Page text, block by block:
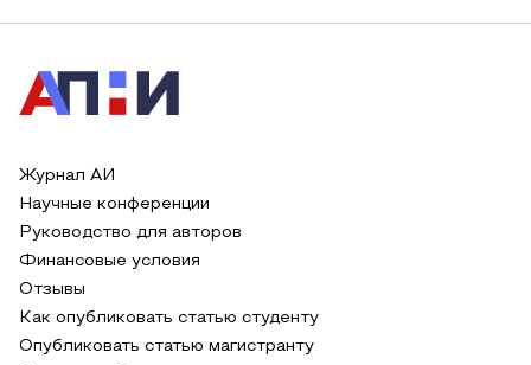
Журнал АИ
Научные конференции
Руководство для авторов
Финансовые условия
Отзывы
Как опубликовать статью студенту
Опубликовать статью магистранту